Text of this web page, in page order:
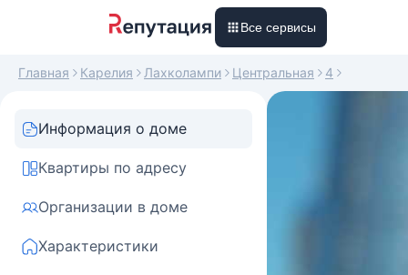
Все сервисы
Главная Карелия Лахколампи Центральная 4
Информация о доме
Квартиры по адресу
Организации в доме
Характеристики